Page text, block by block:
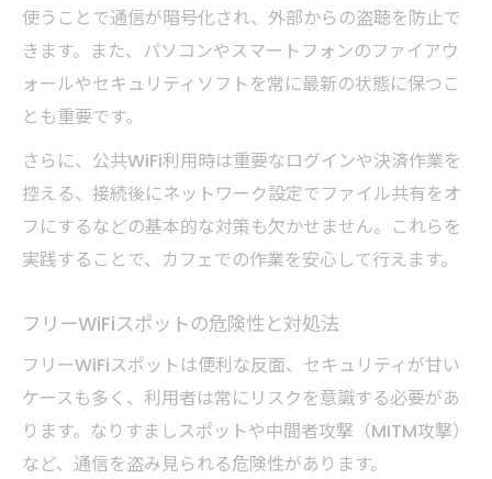
使うことで通信が暗号化され、外部からの盗聴を防止で
きます。また、パソコンやスマートフォンのファイアウ
ォールやセキュリティソフトを常に最新の状態に保つこ
とも重要です。
さらに、公共WiFi利用時は重要なログインや決済作業を
控える、接続後にネットワーク設定でファイル共有をオ
フにするなどの基本的な対策も欠かせません。これらを
実践することで、カフェでの作業を安心して行えます。
フリーWiFiスポットの危険性と対処法
フリーWiFiスポットは便利な反面、セキュリティが甘い
ケースも多く、利用者は常にリスクを意識する必要があ
ります。なりすましスポットや中間者攻撃（MITM攻撃）
など、通信を盗み見られる危険性があります。